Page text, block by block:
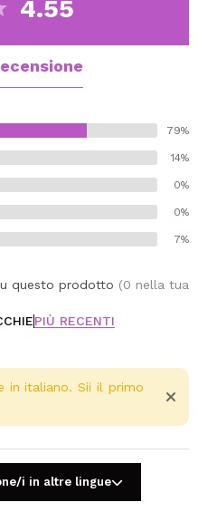
4.55
79%
14%
0%
0%
7%
questo prodotto (0 nella tua
PIÙ RECENTI
in italiano. Sii il primo
i in altre lingue